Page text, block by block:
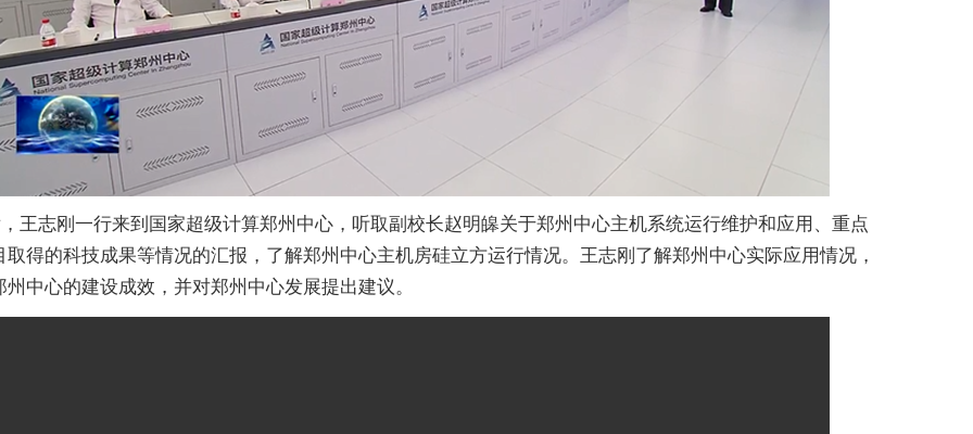
王志刚一行来到国家超级计算郑州中心，听取副校长赵明皞关于郑州中心主机系统运行维护和应用、重点
取得的科技成果等情况的汇报，了解郑州中心主机房硅立方运行情况。王志刚了解郑州中心实际应用情况，
州中心的建设成效，并对郑州中心发展提出建议。